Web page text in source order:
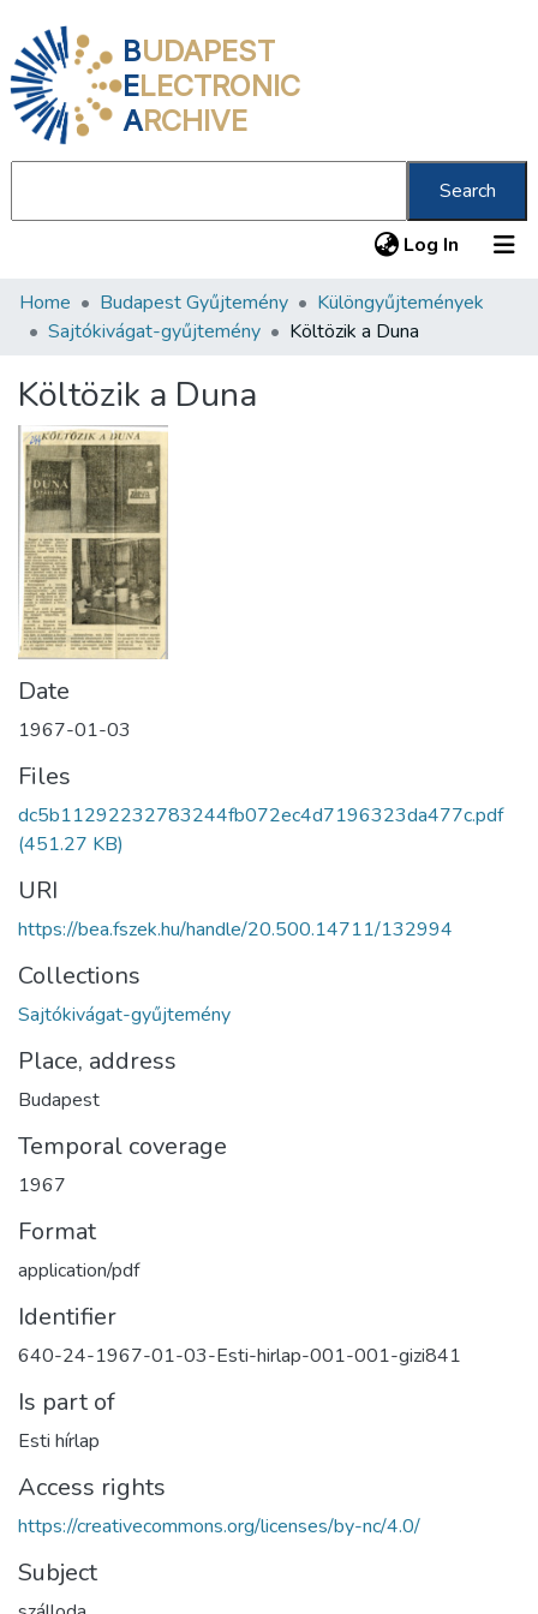
BUDAPEST
ELECTRONIC
ARCHIVE
Search
Log In (current)
Communities & Collections
Statistics
About us
Home Budapest Gyűjtemény
Különgyűjtemények
Sajtókivágat-gyűjtemény
Költözik a Duna
Költözik a Duna
Date
1967-01-03
Files
dc5b11292232783244fb072ec4d7196323da477c.pdf
(451.27 KB)
URI
https://bea.fszek.hu/handle/20.500.14711/132994
Collections
Sajtókivágat-gyűjtemény
Place, address
Budapest
Temporal coverage
1967
Format
application/pdf
Identifier
640-24-1967-01-03-Esti-hirlap-001-001-gizi841
Is part of
Esti hírlap
Access rights
https://creativecommons.org/licenses/by-nc/4.0/
Subject